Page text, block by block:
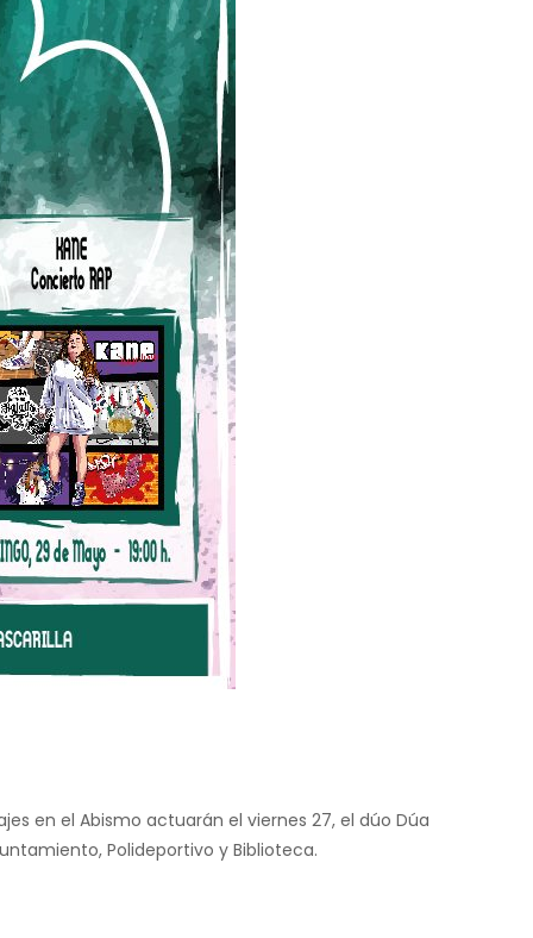
en el Abismo actuarán el viernes 27, el dúo Dúa
Polideportivo y Biblioteca.